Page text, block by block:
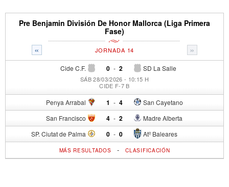
Pre Benjamin División De Honor Mallorca (Liga Primera
Fase)
« »
JORNADA 14
Cide C.F. 0 - SD La Salle
2
SÁB 28/03/2026 - 10:15 H
CIDE F-7 B
Penya Arrabal 1 - San Cayetano
4
San Francisco 4 - Madre Alberta
2
SP. Ciutat de Palma 0 - Atº Baleares
0
MÁS RESULTADOS -CLASIFICACIÓN